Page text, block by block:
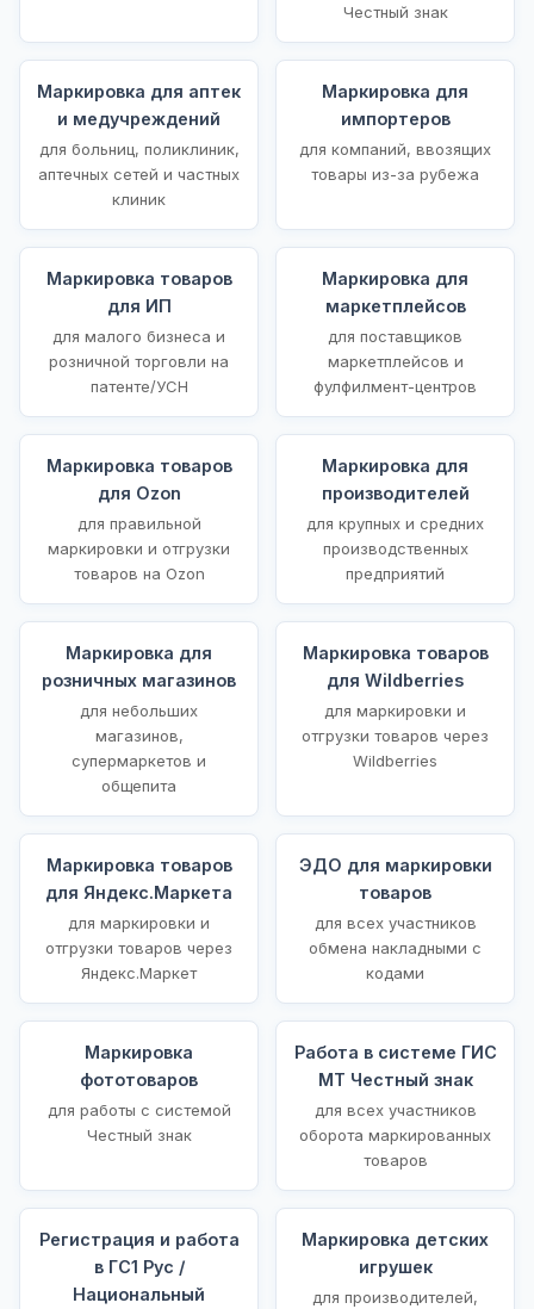
Честный знак
Маркировка для аптек
и медучреждений
для больниц, поликлиник,
аптечных сетей и частных
клиник
Маркировка для
импортеров
для компаний, ввозящих
товары из-за рубежа
Маркировка товаров
для ИП
для малого бизнеса и
розничной торговли на
патенте/УСН
Маркировка для
маркетплейсов
для поставщиков
маркетплейсов и
фулфилмент-центров
Маркировка товаров
для Ozon
для правильной
маркировки и отгрузки
товаров на Ozon
Маркировка для
производителей
для крупных и средних
производственных
предприятий
Маркировка для
розничных магазинов
для небольших
магазинов,
супермаркетов и
общепита
Маркировка товаров
для Wildberries
для маркировки и
отгрузки товаров через
Wildberries
Маркировка товаров
для Яндекс.Маркета
для маркировки и
отгрузки товаров через
Яндекс.Маркет
ЭДО для маркировки
товаров
для всех участников
обмена накладными с
кодами
Маркировка
фототоваров
для работы с системой
Честный знак
Работа в системе ГИС
МТ Честный знак
для всех участников
оборота маркированных
товаров
Регистрация и работа
в ГС1 Рус /
Национальный
Маркировка детских
игрушек
для производителей,